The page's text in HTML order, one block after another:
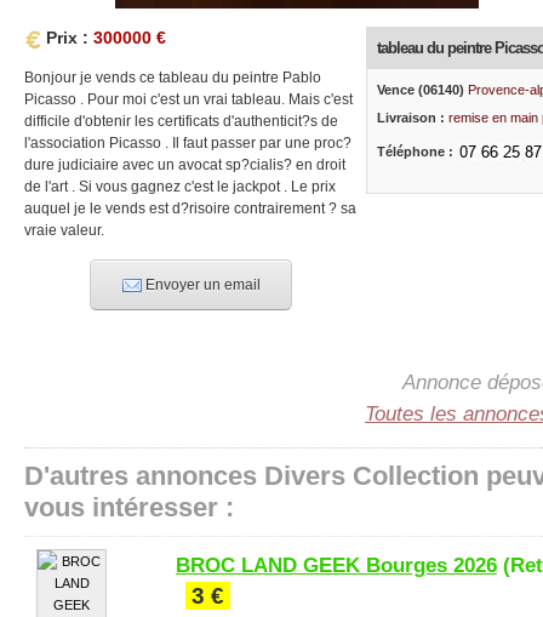
Prix : 300000 €
Bonjour je vends ce tableau du peintre Pablo
Picasso . Pour moi c'est un vrai tableau. Mais c'est
difficile d'obtenir les certificats d'authenticit?s de
l'association Picasso . Il faut passer par une proc?
dure judiciaire avec un avocat sp?cialis? en droit
de l'art . Si vous gagnez c'est le jackpot . Le prix
auquel je le vends est d?risoire contrairement ? sa
vraie valeur.
Envoyer un email
tableau du peintre
Vence (06140) Provence-
Livraison : remise en main
Téléphone :
Annonce
Toutes les
D'autres annonces Divers Collection
vous intéresser :
BROC LAND GEEK Bourges 2026
3 €